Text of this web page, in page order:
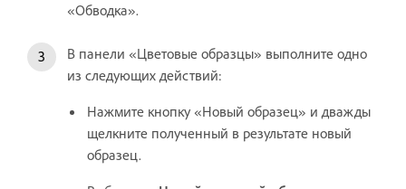
«Обводка».
В панели «Цветовые образцы» выполните одно
из следующих действий:
Нажмите кнопку «Новый образец» и дважды
щелкните полученный в результате новый
образец.